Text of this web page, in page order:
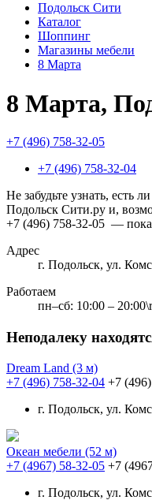
Подольск Сити
Каталог
Шоппинг
Магазины мебели
8 Марта
8 Марта,
+7 (496) 758-32-05
+7 (496) 758-32-04
Не забудьте узнать, есть
Подольск Сити.ру и,
+7 (496) 758-32-05 —
Адрес
г. Подольск, ул.
Работаем
пн–сб: 10:00 –
Неподалеку
Dream Land (3 м)
+7 (496) 758-32-04 +7
г. Подольск, ул.
Океан мебели (52 м)
+7 (4967) 58-32-05 +7
г. Подольск, ул.